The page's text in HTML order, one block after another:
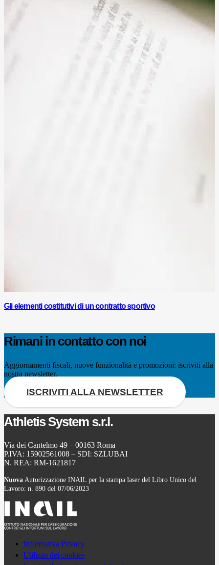
Gli elementi costitutivi di un contratto sportivo
Rimani in contatto con noi
Aggiornamenti fiscali, nuove funzionalità e promozioni: iscriviti alla
nostra newsletter.
ISCRIVITI ALLA NEWSLETTER
Athletis System s.r.l.
Via dei Cantelmo 49 – 00163 Roma
P.IVA: 15902561008 – SDI: SZLUBAI
N. REA: RM-1621817
Nuova Autorizzazione INAIL per la stampa laser del Libro Unico del
Lavoro: n. 890 del 07/06/2023
Informativa Privacy
Utilizzo dei cookies